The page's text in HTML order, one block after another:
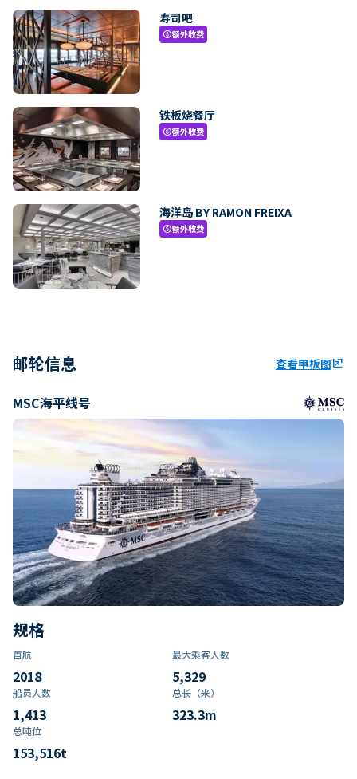
寿司吧
paid额外收费
铁板烧餐厅
paid额外收费
海洋岛 BY RAMON FREIXA
paid额外收费
邮轮信息 查看甲板图ungroup
MSC海平线号
规格
首航
2018
最大乘客人数
5,329
船员人数
1,413
总长（米）
323.3m
总吨位
153,516t